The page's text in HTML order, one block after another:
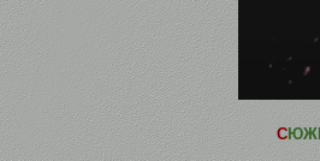
С